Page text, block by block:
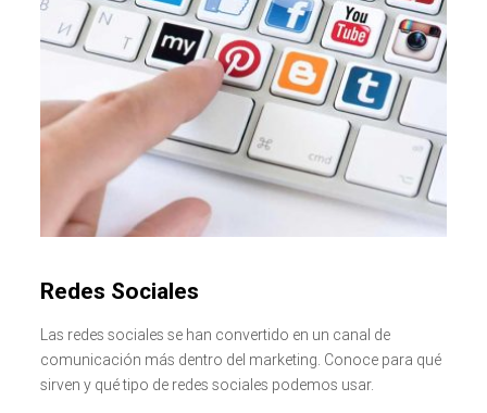
Redes Sociales
Las redes sociales se han convertido en un canal de
comunicación más dentro del marketing. Conoce para qué
sirven y qué tipo de redes sociales podemos usar.